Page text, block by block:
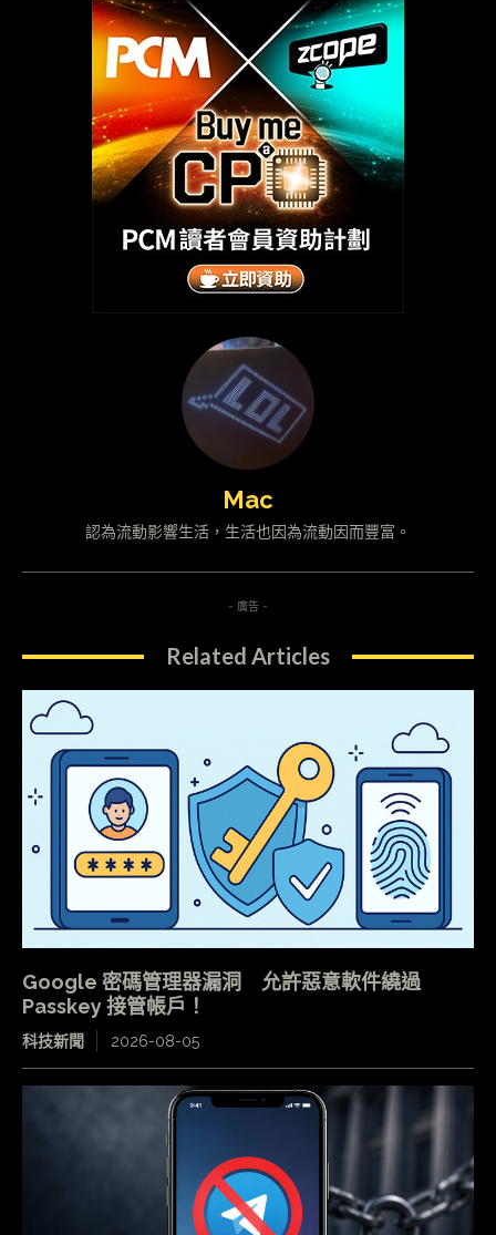
Mac
認為流動影響生活，生活也因為流動因而豐富。
- 廣告 -
Related Articles
Google 密碼管理器漏洞 允許惡意軟件繞過
Passkey 接管帳戶！
科技新聞 2026-08-05